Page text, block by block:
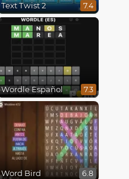
Text Twist 2 7.4
Wordle Español 7.3
Word Bird 6.8